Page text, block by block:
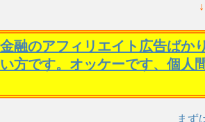
融のアフィリエイト広告ばか
方です。オッケーです、個
まず